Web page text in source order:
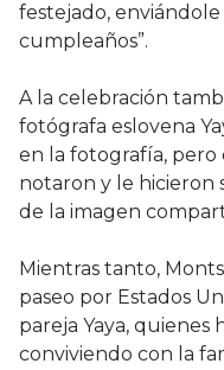
festejado,
cumpleaños”.
A la celebración
fotógrafa eslovena
en la fotografía, pero
notaron y le hicieron
de la imagen
Mientras tanto,
paseo por Estados
pareja Yaya, quienes
conviviendo con la